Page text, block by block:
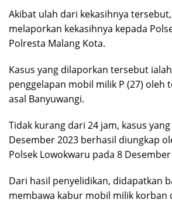
Akibat ulah dari kekasihnya
melaporkan kekasihnya kepada
Polresta Malang Kota.
Kasus yang dilaporkan tersebut
penggelapan mobil milik P (27) oleh
asal Banyuwangi.
Tidak kurang dari 24 jam, kasus
Desember 2023 berhasil diungkap
Polsek Lowokwaru pada 8 Desember
Dari hasil penyelidikan, didapatkan
membawa kabur mobil milik korban